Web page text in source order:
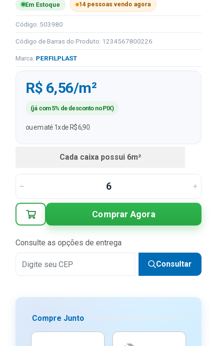
Em Estoque 14 pessoas vendo agora
Código: 503980
Código de Barras do Produto: 1234567800226
Marca: PERFILPLAST
R$ 6,56/m²
(já com 5% de desconto no PIX)
ou em até 1x de R$ 6,90
Cada caixa possui 6m²
Comprar Agora
Consulte as opções de entrega
Consultar
Compre Junto